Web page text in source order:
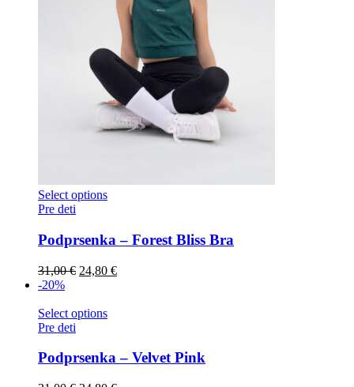
Select options
Pre deti
Podprsenka – Forest Bliss Bra
31,00€ 24,80 €
-20%
Select options
Pre deti
Podprsenka – Velvet Pink